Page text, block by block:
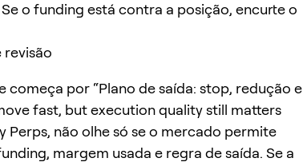
o funding está contra a posição, encurte o
revisão
começa por “Plano de saída: stop, redução e
fast, but execution quality still matters
Perps, não olhe só se o mercado permite
margem usada e regra de saída. Se a